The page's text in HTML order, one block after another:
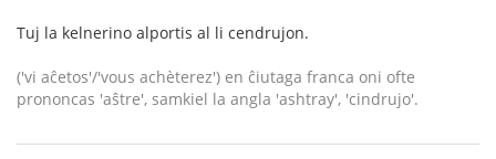
Tuj la kelnerino alportis al li cendrujon.
('vi aĉetos'/'vous achèterez') en ĉiutaga franca oni ofte
prononcas 'aŝtre', samkiel la angla 'ashtray', 'cindrujo'.